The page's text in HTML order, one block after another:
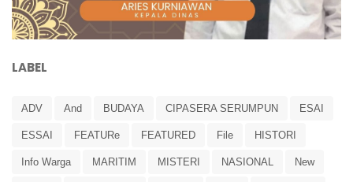
LABEL
ADV And BUDAYA CIPASERA SERUMPUN ESAI
ESSAI FEATURe FEATURED File HISTORI
Info Warga MARITIM MISTERI NASIONAL New